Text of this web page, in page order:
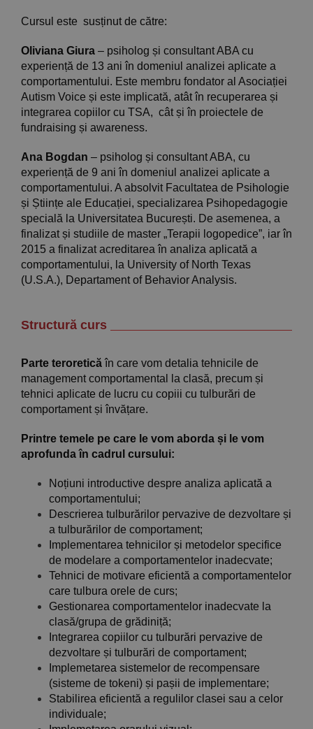
Cursul este susținut de către:
Oliviana Giura – psiholog și consultant ABA cu
experiență de 13 ani în domeniul analizei aplicate a
comportamentului. Este membru fondator al Asociației
Autism Voice și este implicată, atât în recuperarea și
integrarea copiilor cu TSA, cât și în proiectele de
fundraising și awareness.
Ana Bogdan – psiholog și consultant ABA, cu
experiență de 9 ani în domeniul analizei aplicate a
comportamentului. A absolvit Facultatea de Psihologie
și Științe ale Educației, specializarea Psihopedagogie
specială la Universitatea București. De asemenea, a
finalizat și studiile de master „Terapii logopedice”, iar în
2015 a finalizat acreditarea în analiza aplicată a
comportamentului, la University of North Texas
(U.S.A.), Departament of Behavior Analysis.
Structură curs
Parte teroretică în care vom detalia tehnicile de
management comportamental la clasă, precum și
tehnici aplicate de lucru cu copiii cu tulburări de
comportament și învățare.
Printre temele pe care le vom aborda și le vom
aprofunda în cadrul cursului:
Noțiuni introductive despre analiza aplicată a
comportamentului;
Descrierea tulburărilor pervazive de dezvoltare și
a tulburărilor de comportament;
Implementarea tehnicilor și metodelor specifice
de modelare a comportamentelor inadecvate;
Tehnici de motivare eficientă a comportamentelor
care tulbura orele de curs;
Gestionarea comportamentelor inadecvate la
clasă/grupa de grădiniță;
Integrarea copiilor cu tulburări pervazive de
dezvoltare și tulburări de comportament;
Implemetarea sistemelor de recompensare
(sisteme de tokeni) și pașii de implementare;
Stabilirea eficientă a regulilor clasei sau a celor
individuale;